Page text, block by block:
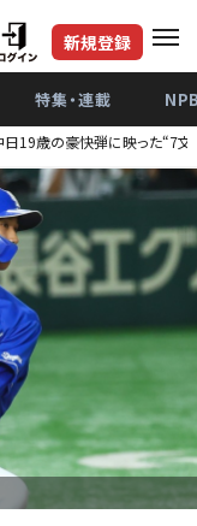
新規登録
特集・連載
日19歳の豪快弾に映った“7